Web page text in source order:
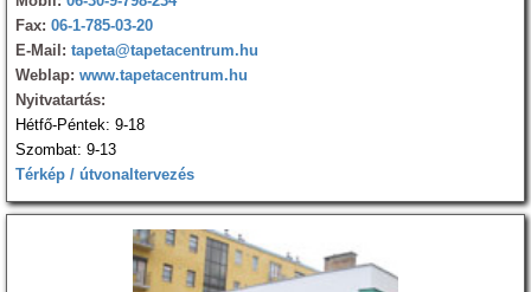
Fax: 06-1-785-03-20
E-Mail: tapeta@tapetacentrum.hu
Weblap: www.tapetacentrum.hu
Nyitvatartás:
Hétfő-Péntek: 9-18
Szombat: 9-13
Térkép / útvonaltervezés